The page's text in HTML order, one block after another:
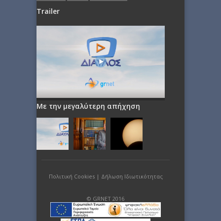
Trailer
Με την μεγαλύτερη απήχηση
Πολιτική Cookies| Δήλωση Ιδιωτικότητας
© GRNET 2016